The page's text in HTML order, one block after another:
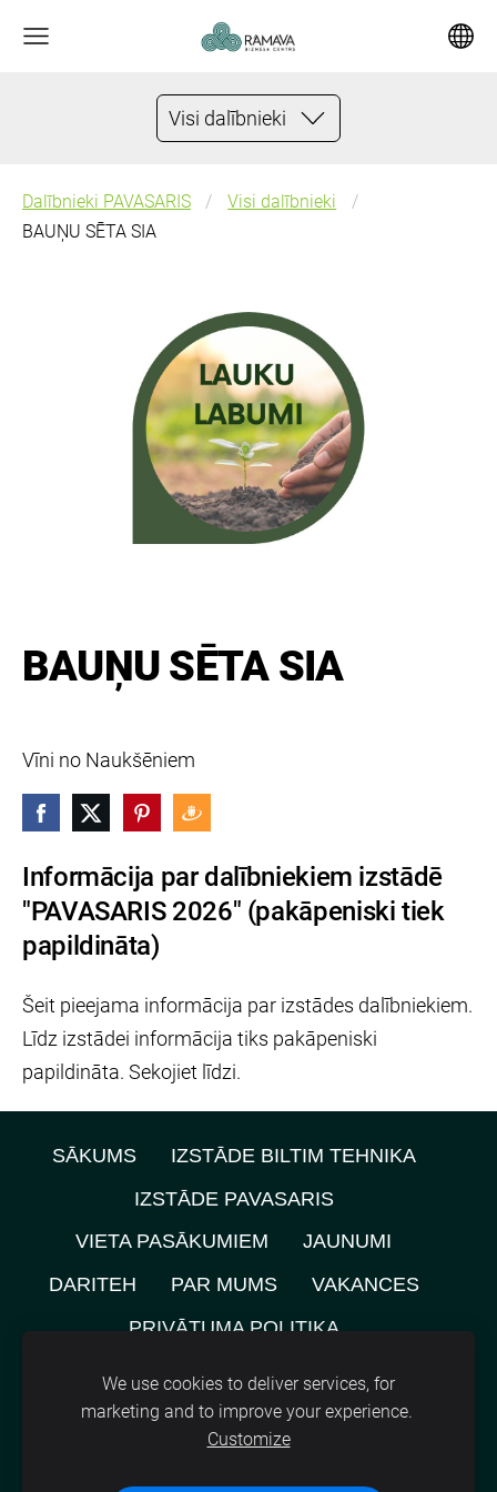
Visi dalībnieki
Informācija par dalībniekiem izstādē
"PAVASARIS 2026" (pakāpeniski tiek
papildināta)
Šeit pieejama informācija par izstādes dalībniekiem.
Līdz izstādei informācija tiks pakāpeniski
papildināta. Sekojiet līdzi.
Dalībnieki PAVASARIS
Visi dalībnieki
BAUŅU SĒTA SIA
BAUŅU SĒTA SIA
Vīni no Naukšēniem
SĀKUMS
IZSTĀDE BILTIM TEHNIKA
IZSTĀDE PAVASARIS
VIETA PASĀKUMIEM
JAUNUMI
DARITEH
PAR MUMS
VAKANCES
PRIVĀTUMA POLITIKA
NOMNIEKU KARTE
KONTAKTI
SĪKDATNES
©2021, SIA A.M.L.
We use cookies to deliver services, for
marketing and to improve your experience.
Customize